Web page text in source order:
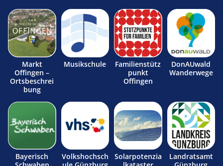
Markt
Offingen –
Ortsbeschrei
bung
Musikschule
Familienstütz
punkt
Offingen
DonAUwald
Wanderwege
Bayerisch
Volkshochsch
Solarpotenzia
Landratsamt